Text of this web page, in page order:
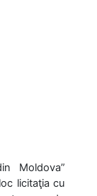
Moldova”
licitaţia cu